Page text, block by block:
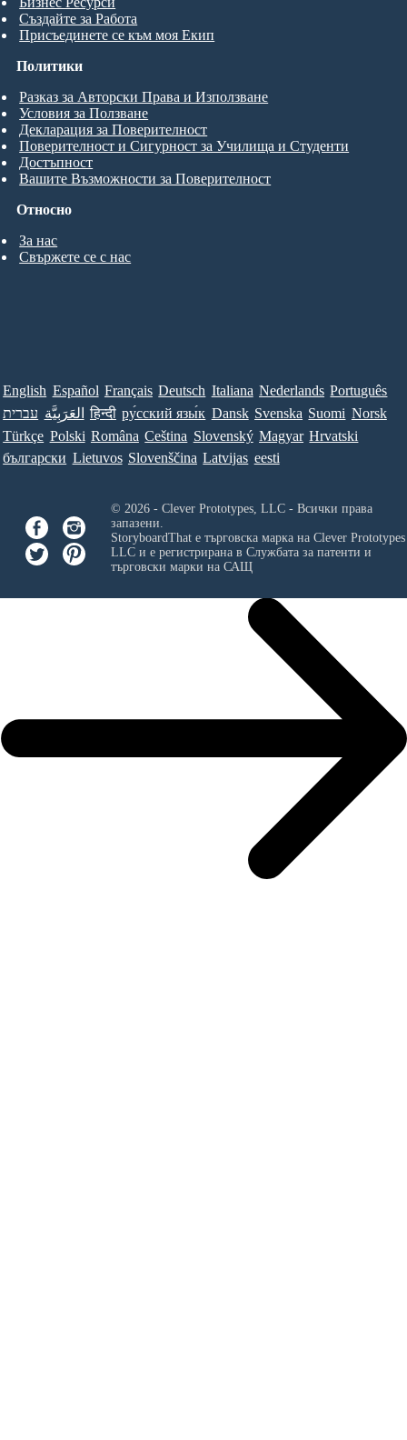
Създайте за Работа
Присъединете се към моя Екип
Относно
За нас
Свържете се с нас
Политики
Разказ за Авторски Права и Използване
Условия за Ползване
Декларация за Поверителност
Поверителност и Сигурност за Училища и Студенти
Достъпност
Вашите Възможности за Поверителност
English Español Français Deutsch Italiana Nederlands Português
עברית العَرَبِيَّة हिन्दी ру́сский язы́к Dansk Svenska Suomi Norsk
Türkçe Polski Româna Ceština Slovenský Magyar Hrvatski
български Lietuvos Slovenščina Latvijas eesti
© 2026 - Clever Prototypes, LLC - Всички права
запазени.
StoryboardThat е търговска марка на Clever
LLCи е регистрирана в Службата за патенти и
търговски марки на САЩ